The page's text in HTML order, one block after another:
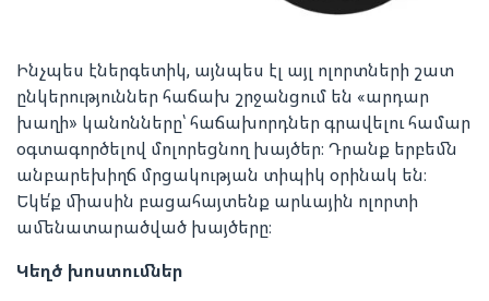
Ինչպես էներգետիկ, այնպես էլ այլ ոլորտների շատ
ընկերություններ հաճախ շրջանցում են «արդար
խաղի» կանոնները՝ հաճախորդներ գրավելու համար
օգտագործելով մոլորեցնող խայծեր։ Դրանք երբեմն
անբարեխիղճ մրցակության տիպիկ օրինակ են։
Եկե՛ք միասին բացահայտենք արևային ոլորտի
ամենատարածված խայծերը։
Կեղծ խոստումներ